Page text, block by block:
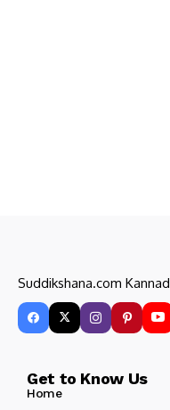
Suddikshana.com
Get to Know Us
Home